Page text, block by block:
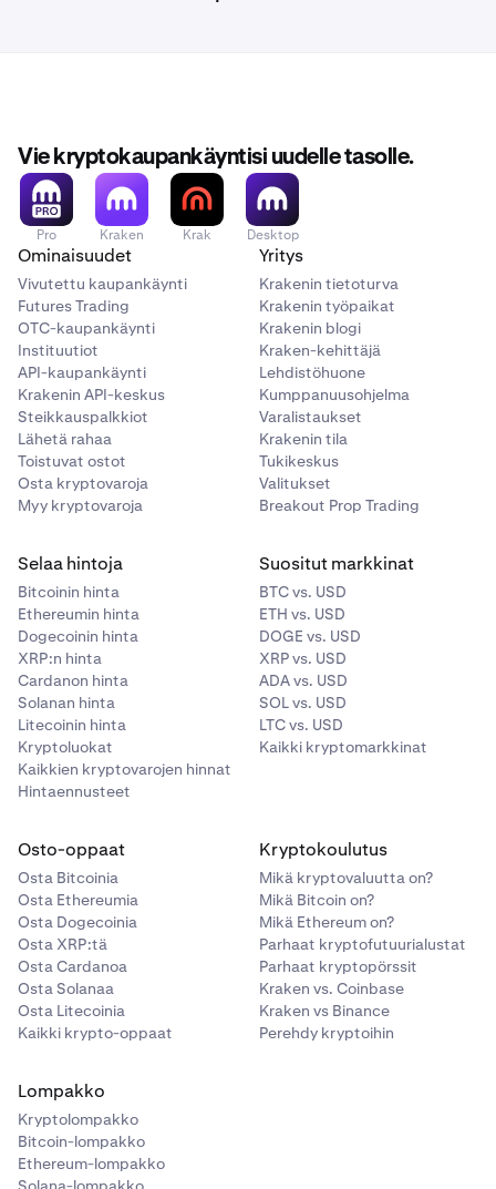
Vie kryptokaupankäyntisi uudelle tasolle.
Pro Kraken Krak Desktop
Ominaisuudet
Vivutettu kaupankäynti
Futures Trading
OTC-kaupankäynti
Instituutiot
API-kaupankäynti
Krakenin API-keskus
Steikkauspalkkiot
Lähetä rahaa
Toistuvat ostot
Osta kryptovaroja
Myy kryptovaroja
Yritys
Krakenin tietoturva
Krakenin työpaikat
Krakenin blogi
Kraken-kehittäjä
Lehdistöhuone
Kumppanuusohjelma
Varalistaukset
Krakenin tila
Tukikeskus
Valitukset
Breakout Prop Trading
Selaa hintoja
Bitcoinin hinta
Ethereumin hinta
Dogecoinin hinta
XRP:n hinta
Cardanon hinta
Solanan hinta
Litecoinin hinta
Kryptoluokat
Kaikkien kryptovarojen hinnat
Hintaennusteet
Suositut markkinat
BTC vs. USD
ETH vs. USD
DOGE vs. USD
XRP vs. USD
ADA vs. USD
SOL vs. USD
LTC vs. USD
Kaikki kryptomarkkinat
Osto-oppaat
Osta Bitcoinia
Osta Ethereumia
Osta Dogecoinia
Osta XRP:tä
Osta Cardanoa
Osta Solanaa
Osta Litecoinia
Kaikki krypto-oppaat
Kryptokoulutus
Mikä kryptovaluutta on?
Mikä Bitcoin on?
Mikä Ethereum on?
Parhaat kryptofutuurialustat
Parhaat kryptopörssit
Kraken vs. Coinbase
Kraken vs Binance
Perehdy kryptoihin
Lompakko
Kryptolompakko
Bitcoin-lompakko
Ethereum-lompakko